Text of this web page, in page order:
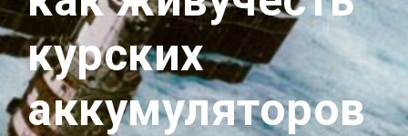
курских
аккумуляторов